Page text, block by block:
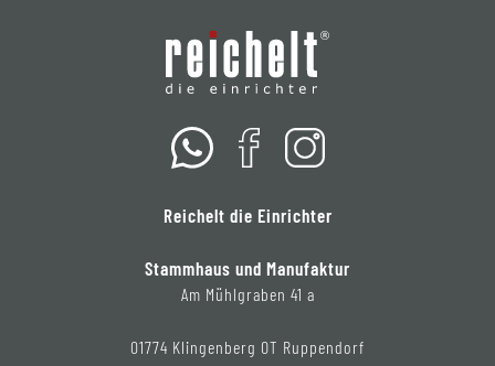
Reichelt die Einrichter
Stammhaus und Manufaktur
Am Mühlgraben 41 a
01774 Klingenberg OT Ruppendorf